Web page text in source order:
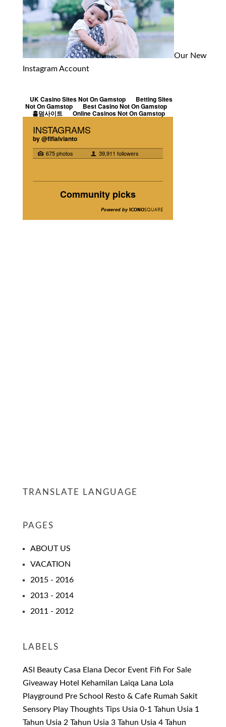
Our New
Instagram Account
TRANSLATE LANGUAGE
PAGES
ABOUT US
VACATION
2015 - 2016
2013 - 2014
2011 - 2012
LABELS
ASI Beauty Casa Elana Decor Event Fifi For Sale
Giveaway Hotel Kehamilan Laiqa Lana Lola
Playground Pre School Resto & Cafe Rumah Sakit
Sensory Play Thoughts Tips Usia 0-1 Tahun Usia 1
Tahun Usia 2 Tahun Usia 3 Tahun Usia 4 Tahun